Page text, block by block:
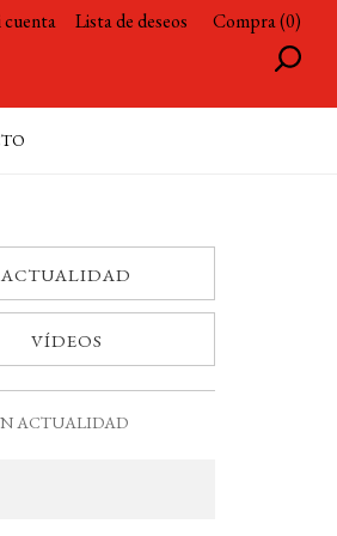
Lista de deseos Compra (0)
ACTUALIDAD
VÍDEOS
ACTUALIDAD